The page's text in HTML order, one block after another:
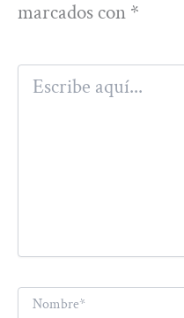
marcados con *
Escribe
aquí...
Nombre*